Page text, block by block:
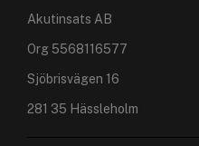
Akutinsats AB
Org 5568116577
Sjöbrisvägen 16
281 35 Hässleholm